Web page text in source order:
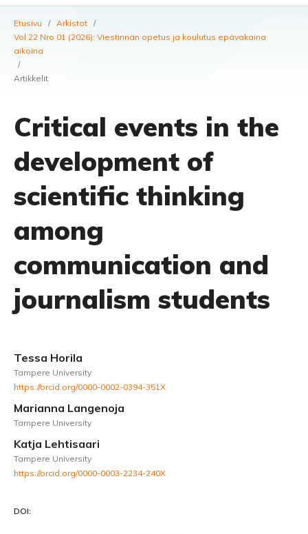
Etusivu / Arkistot /
Vol 22 Nro 01 (2026): Viestinnän opetus ja koulutus epävakaina
aikoina
/
Artikkelit
Critical events in the
development of
scientific thinking
among
communication and
journalism students
Tessa Horila
Tampere University
https://orcid.org/0000-0002-0394-351X
Marianna Langenoja
Tampere University
Katja Lehtisaari
Tampere University
https://orcid.org/0000-0003-2234-240X
DOI: